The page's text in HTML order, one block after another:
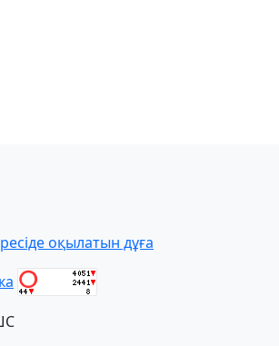
оқылатын дұға